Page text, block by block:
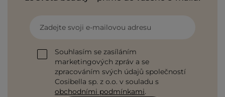
Zadejte svoji e-mailovou adresu
Souhlasím se zasíláním
marketingových zpráv a se
zpracováním svých údajů společností
Cosibella sp. z o.o. v souladu s
obchodními podmínkami.